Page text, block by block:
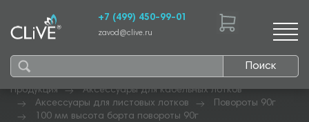
Поиск
+7 (499) 450-99-01
zavod@clive.ru
Продукция
Аксессуары для кабельных лотков
Аксессуары для листовых лотков
Повороты 90г
100 мм высота борта повороты 90г